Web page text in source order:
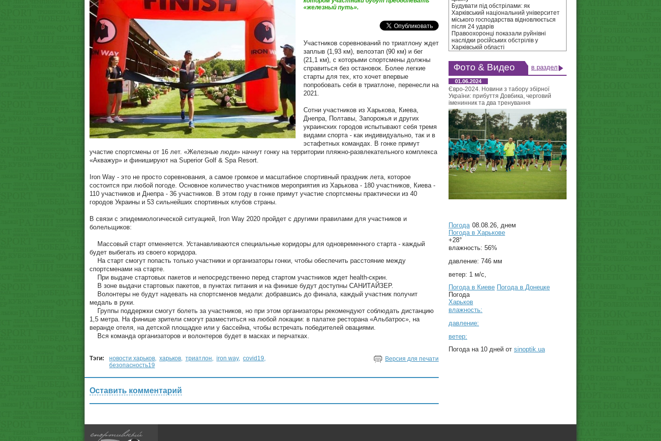
«железный путь».
Участников соревнований по триатлону ждет
заплыв (1,93 км), велоэтап (90 км) и бег
(21,1 км), с которыми спортсмены должны
справиться без остановок. Более легкие
старты для тех, кто хочет впервые
попробовать себя в триатлоне, перенесли на
2021.
Сотни участников из Харькова, Киева,
Днепра, Полтавы, Запорожья и других
украинских городов испытывают себя тремя
видами спорта - как индивидуально, так и в
эстафетных командах. В гонке примут
участие спортсмены от 16 лет. «Железные люди» начнут гонку на территории пляжно-развлекательного комплекса
«Акважур» и финишируют на Superior Golf & Spa Resort.
Iron Way - это не просто соревнования, а самое громкое и масштабное спортивный праздник лета, которое
состоится при любой погоде. Основное количество участников мероприятия из Харькова - 180 участников, Киева -
110 участников и Днепра - 36 участников. В этом году в гонке примут участие спортсмены практически из 40
городов Украины и 53 сильнейших спортивных клубов страны.
В связи с эпидемиологической ситуацией, Iron Way 2020 пройдет с другими правилами для участников и
болельщиков:
Массовый старт отменяется. Устанавливаются специальные коридоры для одновременного старта - каждый
будет выбегать из своего коридора.
На старт смогут попасть только участники и организаторы гонки, чтобы обеспечить расстояние между
спортсменами на старте.
При выдаче стартовых пакетов и непосредственно перед стартом участников ждет health-скрин.
В зоне выдачи стартовых пакетов, в пунктах питания и на финише будут доступны САНИТАЙЗЕР.
Волонтеры не будут надевать на спортсменов медали: добравшись до финала, каждый участник получит
медаль в руки.
Группы поддержки смогут болеть за участников, но при этом организаторы рекомендуют соблюдать дистанцию ​​
1,5 метра. На финише зрители смогут разместиться на любой локации: в палатке ресторана «Альбатрос», на
веранде отеля, на детской площадке или у бассейна, чтобы встречать победителей овациями.
Вся команда организаторов и волонтеров будет в масках и перчатках.
Тэги: новости харьков, харьков, триатлон, iron way, covid19,
безопасность19
Версия для печати
Оставить комментарий
Будувати під обстрілами: як
Харківський національний університет
міського господарства відновлюється
після 24 ударів
Правоохоронці показали руйнівні
наслідки російських обстрілів у
Харківській області
Фото & Видео в раздел
01.06.2024
Євро-2024. Новини з табору збірної
України: прибуття Довбика, черговий
іменинник та два тренування
Погода 08.08.26, днем
Погода в Харькове
+28°
влажность: 56%
давление: 746 мм
ветер: 1 м/с,
Погода в Киеве Погода в Донецке
Погода
Харьков
влажность:
давление:
ветер:
Погода на 10 дней от sinoptik.ua